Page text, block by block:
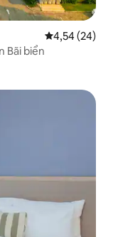
Xếp hạng
4,54 (24)
Bãi biển